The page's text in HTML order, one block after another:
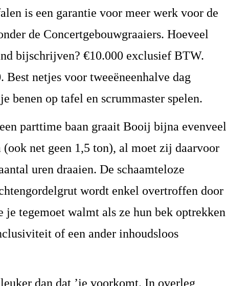
is een garantie voor meer werk voor de
de Concertgebouwgraaiers. Hoeveel
bijschrijven? €10.000 exclusief BTW.
Best netjes voor tweeëneenhalve dag
benen op tafel en scrummaster spelen.
parttime baan graait Booij bijna evenveel
net geen 1,5 ton), al moet zij daarvoor
uren draaien. De schaamteloze
wordt enkel overtroffen door
tegemoet walmt als ze hun bek optrekken
of een ander inhoudsloos
dan dat ’ie voorkomt. In overleg